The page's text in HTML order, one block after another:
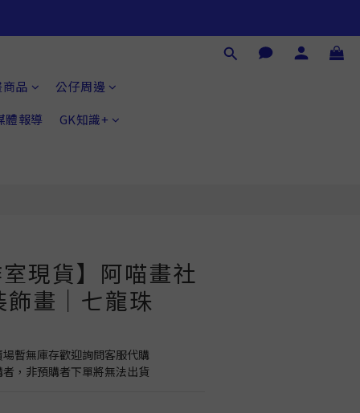
品
公仔周邊
體報導
GK知識+
現貨】阿喵畫社
畫｜七龍珠
暫無庫存歡迎詢問客服代購
，非預購者下單將無法出貨
立即購買